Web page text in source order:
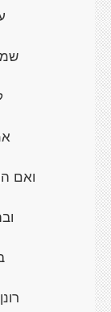
ואם